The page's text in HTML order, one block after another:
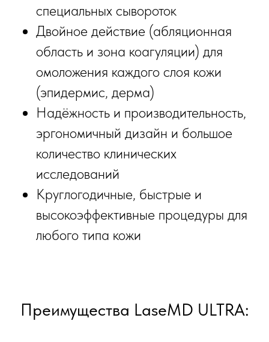
специальных сывороток
Двойное действие (абляционная
область и зона коагуляции) для
омоложения каждого слоя кожи
(эпидермис, дерма)
Надёжность и производительность,
эргономичный дизайн и большое
количество клинических
исследований
Круглогодичные, быстрые и
высокоэффективные процедуры для
любого типа кожи
Преимущества LaseMD ULTRA: